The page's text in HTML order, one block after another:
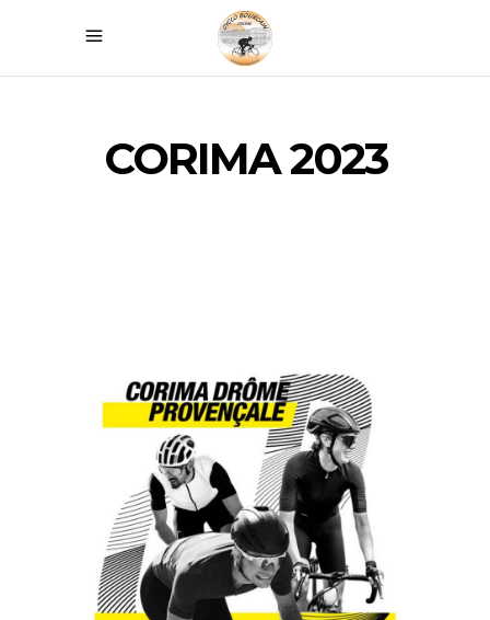
CORIMA 2023